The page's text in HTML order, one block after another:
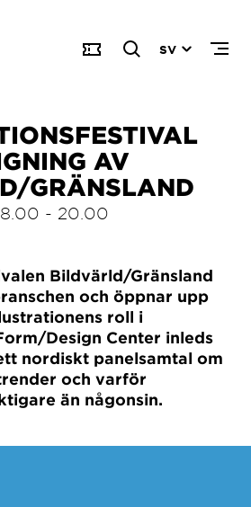
SV
AV
GRÄNSLAND
- 20.00
Bildvärld/Gränsland
och öppnar upp
roll i
Design Center inleds
nordiskt panelsamtal om
och varför
än någonsin.